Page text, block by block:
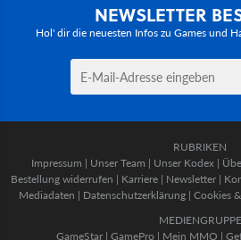
NEWSLETTER
Hol' dir die neuesten Infos zu Games und
RUBRIKEN
Impressum | Unser Team | Unser Kodex |
Bestellung widerrufen | Karriere | Newsletter |
Mediadaten | Datenschutzerklärung | Cookies
MEDIENGRUPPE
GameStar| GamePro | Mein MMO |